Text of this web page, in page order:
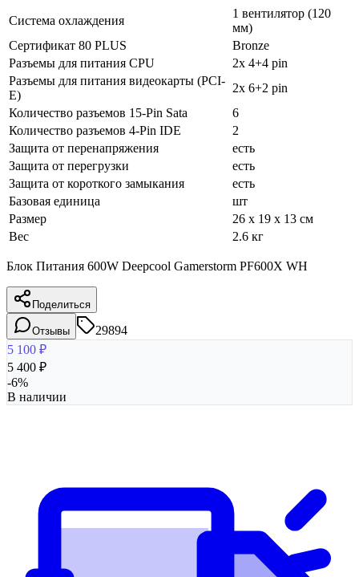
Система охлаждения
1 вентилятор (120
мм)
Сертификат 80 PLUS
Bronze
Разъемы для питания CPU
2x 4+4 pin
Разъемы для питания видеокарты (PCI-
E)
2x 6+2 pin
Количество разъемов 15-Pin Sata
6
Количество разъемов 4-Pin IDE
2
Защита от перенапряжения
есть
Защита от перегрузки
есть
Защита от короткого замыкания
есть
Базовая единица
шт
Размер
26 x 19 x 13 см
Вес
2.6 кг
Блок Питания 600W Deepcool Gamerstorm PF600X WH
Поделиться
Отзывы
29894
5 100 ₽
5 400 ₽
-6%
В наличии